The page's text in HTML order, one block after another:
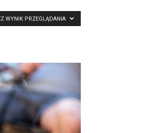
WYNIK PRZEGLĄDANIA